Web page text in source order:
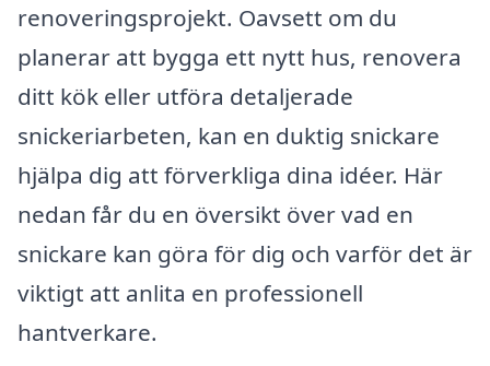
renoveringsprojekt. Oavsett om du
planerar att bygga ett nytt hus, renovera
ditt kök eller utföra detaljerade
snickeriarbeten, kan en duktig snickare
hjälpa dig att förverkliga dina idéer. Här
nedan får du en översikt över vad en
snickare kan göra för dig och varför det är
viktigt att anlita en professionell
hantverkare.